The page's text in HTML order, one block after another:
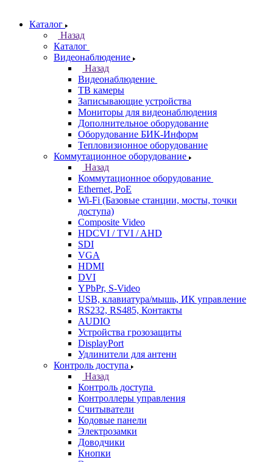
Каталог
Назад
Каталог
Видеонаблюдение
Назад
Видеонаблюдение
ТВ камеры
Записывающие устройства
Мониторы для видеонаблюдения
Дополнительное оборудование
Оборудование БИК-Информ
Тепловизионное оборудование
Коммутационное оборудование
Назад
Коммутационное оборудование
Ethernet, PoE
Wi-Fi (Базовые станции, мосты, точки
доступа)
Composite Video
HDCVI / TVI / AHD
SDI
VGA
HDMI
DVI
YPbPr, S-Video
USB, клавиатура/мышь, ИК управление
RS232, RS485, Контакты
AUDIO
Устройства грозозащиты
DisplayPort
Удлинители для антенн
Контроль доступа
Назад
Контроль доступа
Контроллеры управления
Считыватели
Кодовые панели
Электрозамки
Доводчики
Кнопки